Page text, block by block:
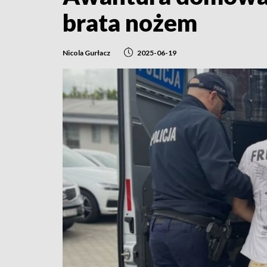
brata nożem
Nicola Gurłacz 2025-06-19